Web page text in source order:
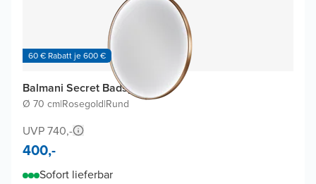
60 € Rabatt je 600 €
Balmani Secret Badspiegel
Ø 70 cm|Rosegold|Rund
UVP 740,-
400,-
Sofort lieferbar